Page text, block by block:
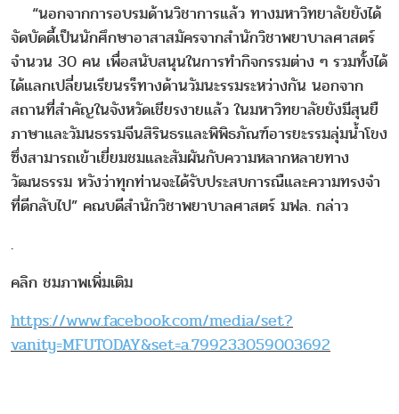
“นอกจากการอบรมด้านวิชาการแล้ว ทางมหาวิทยาลัยยังได้
จัดบัดดี้เป็นนักศึกษาอาสาสมัครจากสำนักวิชาพยาบาลศาสตร์
จำนวน 30 คน เพื่อสนับสนุนในการทำกิจกรรมต่าง ๆ รวมทั้งได้
ได้แลกเปลี่ยนเรียนรร็ทางด้านวัมนะรรมระหว่างกัน นอกจาก
สถานที่สำคัญในจังหวัดเชียรงายแล้ว ในมหาวิทยาลัยยังมีสุนยื
ภาษาและวัมนธรรมจีนสิรินธรและพิพิธภัณฑ์อารยะรรมลุ่มน้ำโขง
ซึ่งสามารถเข้าเยี่ยมชมและสัมผันกับความหลากหลายทาง
วัฒนธรรม หวังว่าทุกท่านจะได้รับประสบการณืและความทรงจำ
ที่ดีกลับไป” คณบดีสำนักวิชาพยาบาลศาสตร์ มฟล. กล่าว
.
คลิก ชมภาพเพิ่มเติม
https://www.facebook.com/media/set?
vanity=MFUTODAY&set=a.799233059003692